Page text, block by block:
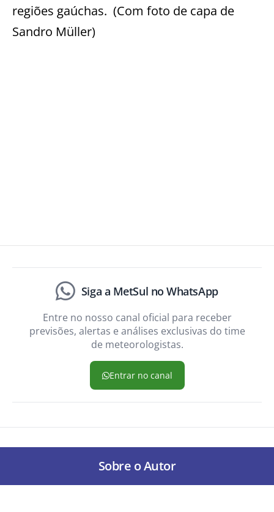
regiões gaúchas. (Com foto de capa de
Sandro Müller)
Siga a MetSul no WhatsApp
Entre no nosso canal oficial para receber
previsões, alertas e análises exclusivas do time
de meteorologistas.
Entrar no canal
Sobre o Autor